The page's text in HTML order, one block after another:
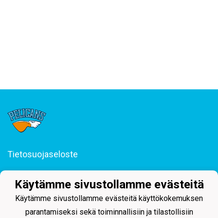
Tietosuojaseloste
Svinhufvudinkatu 29, 15110 Lahti
044 255 1975 toimisto@juniorpelicans.fi
Toimisto avoinna ma-pe klo 9-15
Käytämme sivustollamme evästeitä
Käytämme sivustollamme evästeitä käyttökokemuksen
parantamiseksi sekä toiminnallisiin ja tilastollisiin